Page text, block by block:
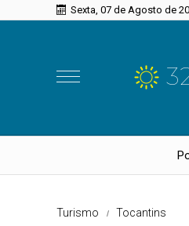
Sexta, 07 de Agosto de
Turismo Tocantins